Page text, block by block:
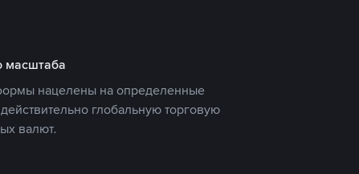
масштаба
нацелены на определенные
глобальную торговую
валют.